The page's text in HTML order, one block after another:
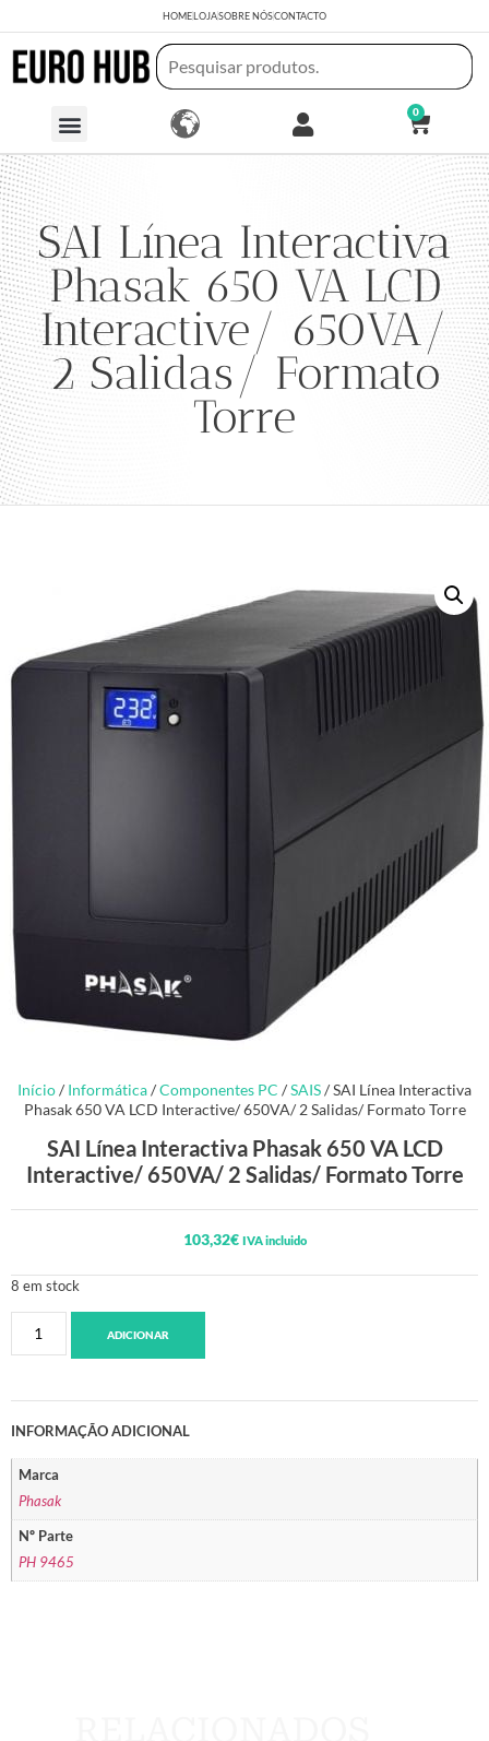
HOMELOJASOBRE NÓSCONTACTO
0
SAI Línea Interactiva
Phasak 650 VA LCD
Interactive/ 650VA/
2 Salidas/ Formato
Torre
Início/ Informática/Componentes PC /SAIS/ SAI Línea Interactiva
Phasak 650 VA LCD Interactive/ 650VA/ 2 Salidas/ Formato Torre
SAI Línea Interactiva Phasak 650 VA LCD
Interactive/ 650VA/ 2 Salidas/ Formato Torre
103,32€ IVA incluido
8 em stock
ADICIONAR
INFORMAÇÃO ADICIONAL
Marca
Phasak
Nº Parte
PH 9465